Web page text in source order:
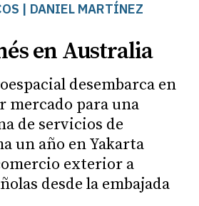
| DANIEL MARTÍNEZ
en Australia
desembarca en
mercado para una
de servicios de
un año en Yakarta
exterior a
desde la embajada